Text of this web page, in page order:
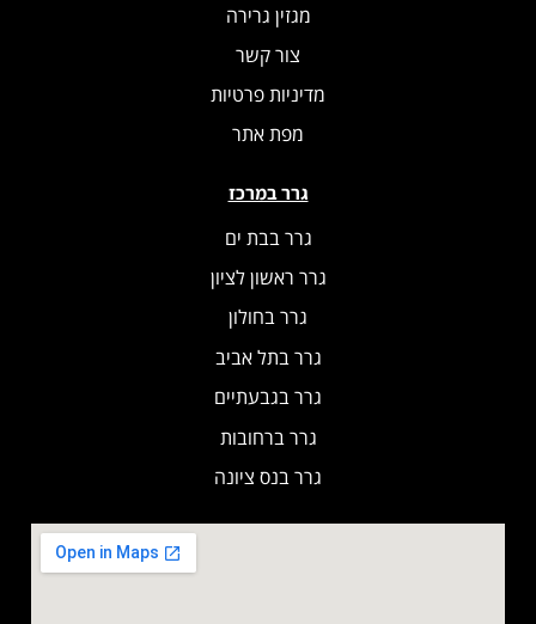
מגזין גרירה
צור קשר
מדיניות פרטיות
מפת אתר
גרר במרכז
גרר בבת ים
גרר ראשון לציון
גרר בחולון
גרר בתל אביב
גרר בגבעתיים
גרר ברחובות
גרר בנס ציונה